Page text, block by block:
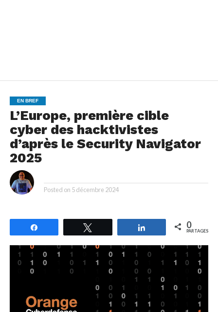
EN BREF
L’Europe, première cible
cyber des hacktivistes
d’après le Security Navigator
2025
Posted on 5 décembre 2024
Partagez 0
PARTAGES